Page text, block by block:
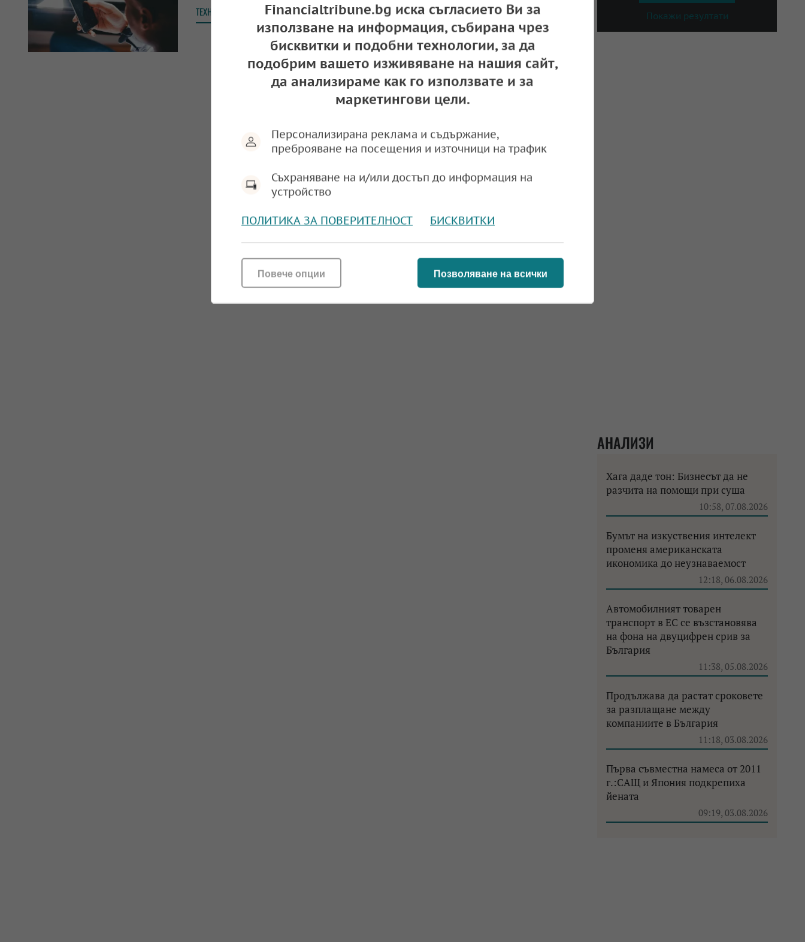
ТЕХНОЛОГИИ 13:33, 06.12.2022 Покажи резултати
АНАЛИЗИ
Хага даде тон: Бизнесът да не
разчита на помощи при суша
10:58, 07.08.2026
Бумът на изкуствения интелект
променя американската
икономика до неузнаваемост
12:18, 06.08.2026
Автомобилният товарен
транспорт в ЕС се възстановява
на фона на двуцифрен срив за
България
11:38, 05.08.2026
Продължава да растат сроковете
за разплащане между
компаниите в България
11:18, 03.08.2026
Първа съвместна намеса от 2011
г.:САЩ и Япония подкрепиха
йената
09:19, 03.08.2026
Financialtribune.bg иска съгласието Ви за
използване на информация, събирана чрез
бисквитки и подобни технологии, за да
подобрим вашето изживяване на нашия сайт,
да анализираме как го използвате и за
маркетингови цели.
Персонализирана реклама и съдържание,
преброяване на посещения и източници на трафик
Съхраняване на и/или достъп до информация на
устройство
ПОЛИТИКА ЗА ПОВЕРИТЕЛНОСТ БИСКВИТКИ
Позволяване на всички
Повече опции